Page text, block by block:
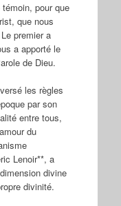
pour que
que nous
premier a
a apporté le
de Dieu.
les règles
par son
entre tous,
du
Lenoir**, a
divine
divinité.